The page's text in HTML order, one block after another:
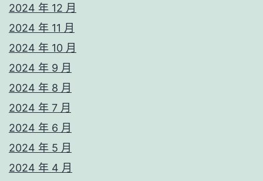
2024 年 12 月
2024 年 11 月
2024 年 10 月
2024 年 9 月
2024 年 8 月
2024 年 7 月
2024 年 6 月
2024 年 5 月
2024 年 4 月